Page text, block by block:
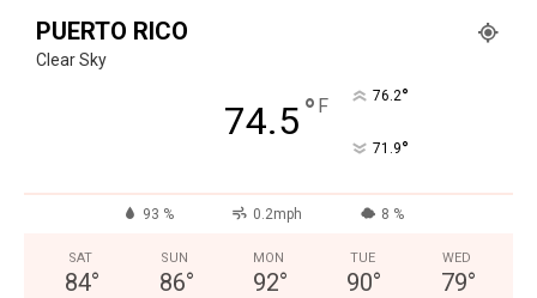
PUERTO RICO
Clear Sky
74.5° F 76.2°
71.9°
93 % 0.2mph 8 %
SAT
84°
SUN
86°
MON
92°
TUE
90°
WED
79°